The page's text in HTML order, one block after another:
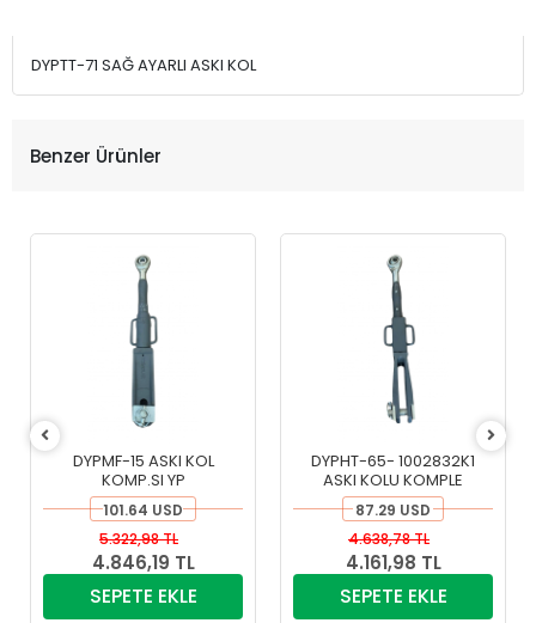
DYPTT-71 SAĞ AYARLI ASKI KOL
Benzer Ürünler
DYPMF-15 ASKI KOL
KOMP.SI YP
101.64 USD
4.846,19 TL
5.322,98 TL
SEPETE EKLE
DYPHT-65- 1002832K1
ASKI KOLU KOMPLE
87.29 USD
4.161,98 TL
4.638,78 TL
SEPETE EKLE